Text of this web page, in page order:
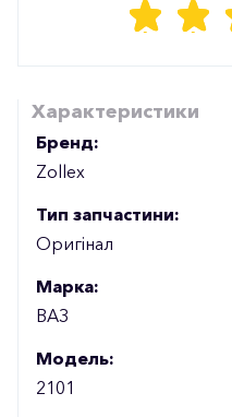
Характеристики
Бренд:
Zollex
Тип запчастини:
Оригінал
Марка:
ВАЗ
Модель:
2101